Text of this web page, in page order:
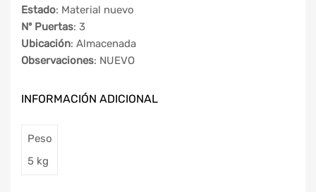
Estado: Material nuevo
Nº Puertas: 3
Ubicación: Almacenada
Observaciones: NUEVO
INFORMACIÓN ADICIONAL
Peso
5 kg